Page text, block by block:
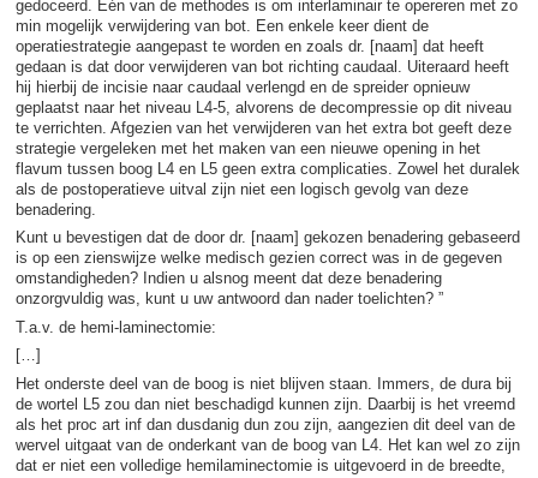
gedoceerd. Eén van de methodes is om interlaminair te opereren met zo
min mogelijk verwijdering van bot. Een enkele keer dient de
operatiestrategie aangepast te worden en zoals dr. [naam] dat heeft
gedaan is dat door verwijderen van bot richting caudaal. Uiteraard heeft
hij hierbij de incisie naar caudaal verlengd en de spreider opnieuw
geplaatst naar het niveau L4-5, alvorens de decompressie op dit niveau
te verrichten. Afgezien van het verwijderen van het extra bot geeft deze
strategie vergeleken met het maken van een nieuwe opening in het
flavum tussen boog L4 en L5 geen extra complicaties. Zowel het duralek
als de postoperatieve uitval zijn niet een logisch gevolg van deze
benadering.
Kunt u bevestigen dat de door dr. [naam] gekozen benadering gebaseerd
is op een zienswijze welke medisch gezien correct was in de gegeven
omstandigheden? Indien u alsnog meent dat deze benadering
onzorgvuldig was, kunt u uw antwoord dan nader toelichten? ”
T.a.v. de hemi-laminectomie:
[…]
Het onderste deel van de boog is niet blijven staan. Immers, de dura bij
de wortel L5 zou dan niet beschadigd kunnen zijn. Daarbij is het vreemd
als het proc art inf dan dusdanig dun zou zijn, aangezien dit deel van de
wervel uitgaat van de onderkant van de boog van L4. Het kan wel zo zijn
dat er niet een volledige hemilaminectomie is uitgevoerd in de breedte,